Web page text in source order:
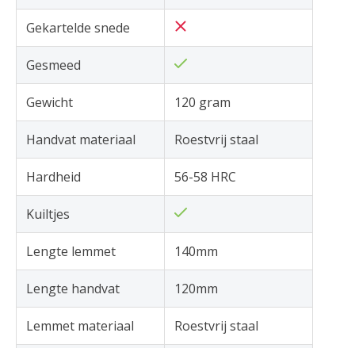
Gekartelde snede
Gesmeed
Gewicht 120 gram
Handvat materiaal Roestvrij staal
Hardheid 56-58 HRC
Kuiltjes
Lengte lemmet 140mm
Lengte handvat 120mm
Lemmet materiaal Roestvrij staal